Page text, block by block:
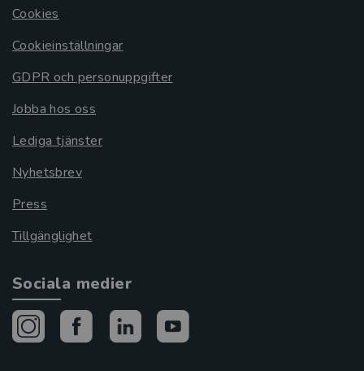
Cookies
Cookieinställningar
GDPR och personuppgifter
Jobba hos oss
Lediga tjänster
Nyhetsbrev
Press
Tillgänglighet
Sociala medier